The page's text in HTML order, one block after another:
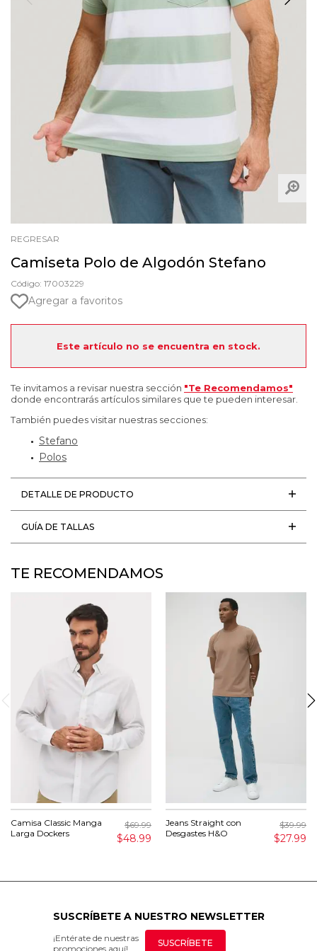
REGRESAR
Camiseta Polo de Algodón Stefano
Código: 17003229
Agregar a favoritos
Este artículo no se encuentra en stock.
Te invitamos a revisar nuestra sección "Te Recomendamos"
donde encontrarás artículos similares que te pueden interesar.
También puedes visitar nuestras secciones:
Stefano
Polos
DETALLE DE PRODUCTO
GUÍA DE TALLAS
TE RECOMENDAMOS
Camisa Classic Manga
Larga Dockers
$69.99
$48.99
Jeans Straight con
Desgastes H&O
$39.99
$27.99
SUSCRÍBETE A NUESTRO NEWSLETTER
¡Entérate de nuestras
promociones aquí!
SUSCRÍBETE